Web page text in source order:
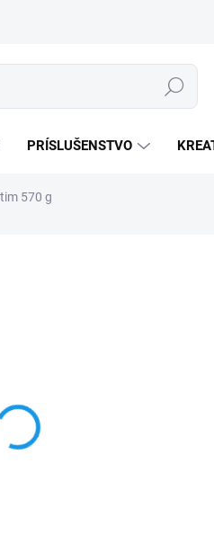
Hľadať
PRÍSLUŠENSTVO
570 g